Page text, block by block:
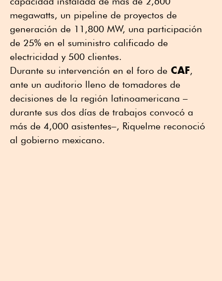
megawatts, un pipeline de proyectos de
generación de 11,800 MW, una participación
de 25% en el suministro calificado de
electricidad y 500 clientes.
Durante su intervención en el foro de CAF,
ante un auditorio lleno de tomadores de
decisiones de la región latinoamericana –
durante sus dos días de trabajos convocó a
más de 4,000 asistentes–, Riquelme reconoció
al gobierno mexicano.